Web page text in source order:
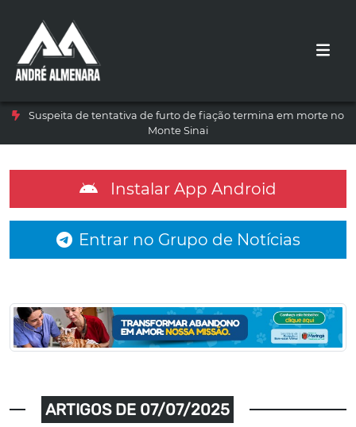
Suspeita de tentativa de furto de fiação termina em morte no
Monte Sinai
Instalar App Android
Entrar no Grupo de Notícias
ARTIGOS DE 07/07/2025